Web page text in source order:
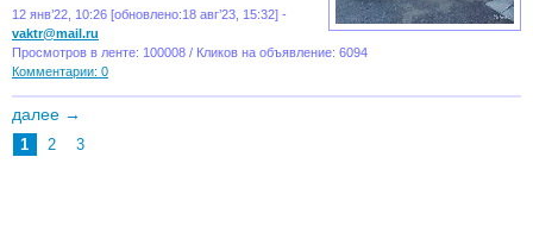
12 янв’22, 10:26 [обновлено:18 авг’23, 15:32] -
vaktr@mail.ru
Просмотров в ленте: 100008 / Кликов на объявление: 6094
Комментарии: 0
далее →
1 2 3